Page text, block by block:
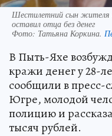
Шестилетний сын жителя
оставил отца без денег
Фото: Татьяна Коркина.
В Пыть-Яхе
кражи денег у 28-
сообщили в
Югре, молодой
полицию и
тысяч рублей.